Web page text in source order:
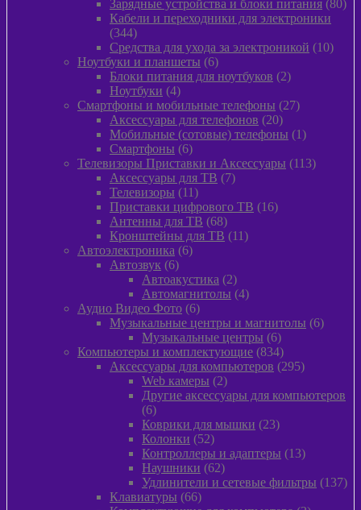
товара
Зарядные устройства и блоки питания 8080
Кабели и переходники для электроники
344344
товара
Средства для ухода за электроникой 1010
Ноутбуки и планшеты 66
товаров
Блоки питания для ноутбуков 22
Ноутбуки 44
товара
Смартфоны и мобильные телефоны 2727
Аксессуары для телефонов 2020
товаров
Мобильные (сотовые) телефоны 11
Смартфоны 66
товаров
Телевизоры Приставки и Аксессуары 113113
Аксессуары для ТВ 77
Телевизоры 1111
товаров
Приставки цифрового ТВ 1616
Антенны для ТВ 6868
товаров
Кронштейны для ТВ 1111
Автоэлектроника 66
Автозвук 66
товаров
Автоакустика 22
товара
Автомагнитолы 44
Аудио Видео Фото 66
товаров
Музыкальные центры и магнитолы 66
Музыкальные центры 66
товаров
Компьютеры и комплектующие 834834
товара
Аксессуары для компьютеров 295295
Web камеры 22
товара
Другие аксессуары для компьютеров
66
товаров
Коврики для мышки 2323
Колонки 5252
товара
Контроллеры и адаптеры 1313
Наушники 6262
товара
Удлинители и сетевые фильтры 137137
Клавиатуры 6666